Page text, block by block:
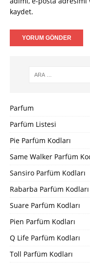
kaydet.
Parfum
Parfüm Listesi
Pie Parfüm Kodları
Same Walker Parfüm
Sansiro Parfüm Kodları
Rabarba Parfüm Kodları
Suare Parfüm Kodları
Pien Parfüm Kodları
Q Life Parfüm Kodları
Toll Parfüm Kodları